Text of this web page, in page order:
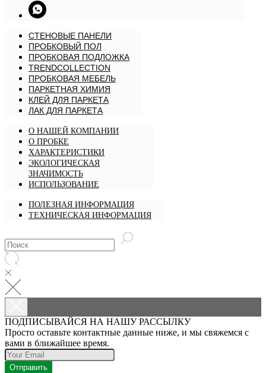
СТЕНОВЫЕ ПАНЕЛИ
ПРОБКОВЫЙ ПОЛ
ПРОБКОВАЯ ПОДЛОЖКА
TRENDCOLLECTION
ПРОБКОВАЯ МЕБЕЛЬ
ПАРКЕТНАЯ ХИМИЯ
КЛЕЙ ДЛЯ ПАРКЕТА
ЛАК ДЛЯ ПАРКЕТА
О НАШЕЙ КОМПАНИИ
О ПРОБКЕ
ХАРАКТЕРИСТИКИ
ЭКОЛОГИЧЕСКАЯ
ЗНАЧИМОСТЬ
ИСПОЛЬЗОВАНИЕ
ПОЛЕЗНАЯ ИНФОРМАЦИЯ
ТЕХНИЧЕСКАЯ ИНФОРМАЦИЯ
ПОДПИСЫВАЙСЯ НА НАШУ РАССЫЛКУ
Просто оставьте контактные данные ниже, и мы свяжемся с
вами в ближайшее время.
Отправить